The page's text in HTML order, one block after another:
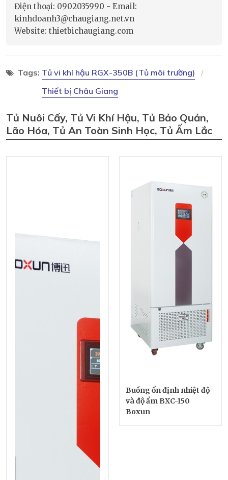
Điện thoại: 0902035990 - Email:
kinhdoanh3@chaugiang.net.vn
Website: thietbichaugiang.com
Tags: Tủ vi khí hậu RGX-350B (Tủ môi trường)
Thiết bị Châu Giang
Tủ Nuôi Cấy, Tủ Vi Khí Hậu, Tủ Bảo Quản,
Lão Hóa, Tủ An Toàn Sinh Học, Tủ Ấm Lắc
Buồng ổn định nhiệt độ
và độ ẩm BXC-150
Boxun